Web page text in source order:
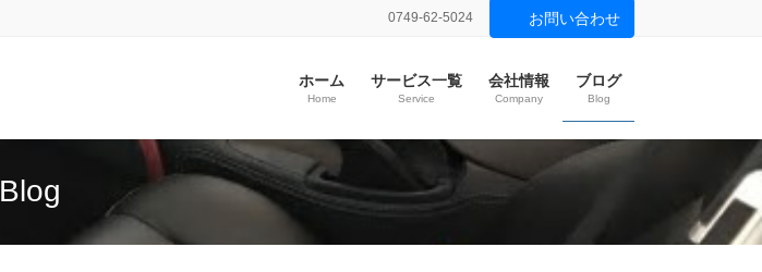
0749-62-5024 お問い合わせ
ホーム
Home
サービス一覧
Service
会社情報
Company
ブログ
Blog
Blog